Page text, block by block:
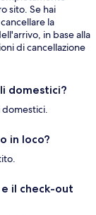
sito. Se hai
la
in base alla
di cancellazione
domestici?
domestici.
in loco?
il check-out